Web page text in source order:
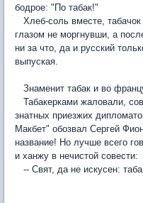
бодрое: "По табак!"
Хлеб-соль вместе,
глазом не моргнувши, а
ни за что, да и русский
выпуская.
Знаменит табак и во
Табакерками жаловали,
знатных приезжих
Макбет" обозвал Сергей
название! Но лучше всего
и ханжу в нечистой совести:
-- Свят, да не искусен: